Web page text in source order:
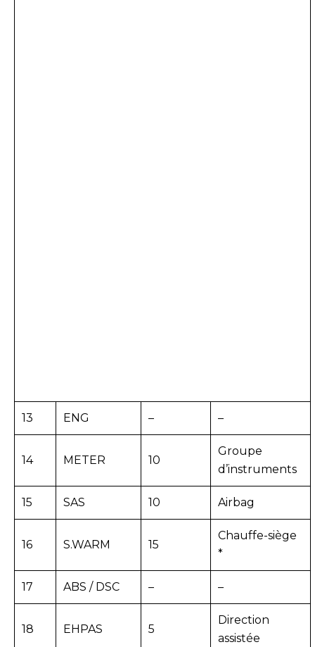
13 ENG – –
14 METER 10
Groupe
d’instruments
15 SAS 10 Airbag
16 S.WARM 15
Chauffe-siège
*
17 ABS / DSC – –
18 EHPAS 5
Direction
assistée